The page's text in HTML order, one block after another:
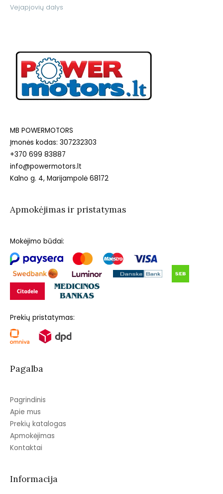
Vejapjovių dalys
MB POWERMOTORS
Įmonės kodas: 307232303
+370 699 83887
info@powermotors.lt
Kalno g. 4, Marijampolė 68172
Apmokėjimas ir pristatymas
Mokėjimo būdai:
Prekių pristatymas:
Pagalba
Pagrindinis
Apie mus
Prekių katalogas
Apmokėjimas
Kontaktai
Informacija